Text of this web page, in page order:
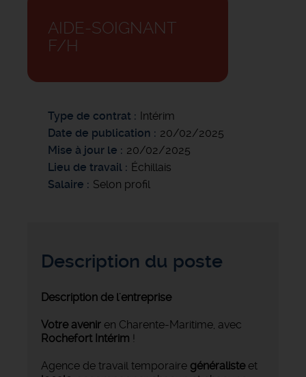
AIDE-SOIGNANT
F/H
Type de contrat
Intérim
Date de publication
20/02/2025
Mise à jour le
20/02/2025
Lieu de travail
Échillais
Salaire
Selon profil
Description du poste
Description de l'entreprise
Votre avenir en Charente-Maritime, avec
Rochefort Intérim !
Agence de travail temporaire généralisteet